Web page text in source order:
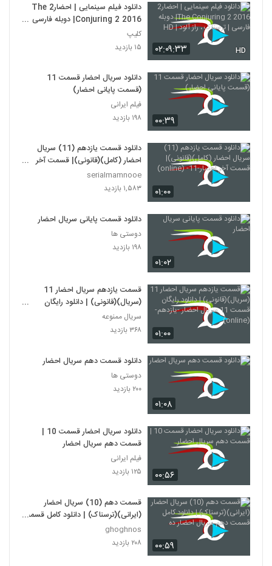
۰۲:۰۹:۳۳ HD
دانلود فیلم سینمایی | احضار2 The
Conjuring 2 2016| دوبله فارسی |
ترسناک ، راز آلود | HD
کلیپ
۱۵ بازدید
۰۰:۳۹
دانلود سریال احضار قسمت 11
(قسمت پایانی احضار)
فیلم ایرانی
۱۹۸ بازدید
۰۱:۰۰
دانلود قسمت یازدهم (11) سریال
احضار (کامل)(قانونی)| قسمت آخر
احضار-11- (online)
serialmamnooe
۱,۵۸۳ بازدید
۰۱:۰۲
دانلود قسمت پایانی سریال احضار
دوستی ها
۱۹۸ بازدید
۰۱:۰۰
قسمت یازدهم سریال احضار 11
(سریال)(قانونی) | دانلود رایگان
قسمت 11 سریال احضار -یازدهم-
(online)
سریال ممنوعه
۳۶۸ بازدید
۰۱:۰۸
دانلود قسمت دهم سریال احضار
دوستی ها
۲۰۰ بازدید
۰۰:۵۶
دانلود سریال احضار قسمت 10 |
قسمت دهم سریال احضار
فیلم ایرانی
۱۲۵ بازدید
۰۰:۵۹
قسمت دهم (10) سریال احضار
(ایرانی)(ترسناک) | دانلود کامل قسمت
دهم سریال احضار ده
ghoghnos
۲۰۸ بازدید